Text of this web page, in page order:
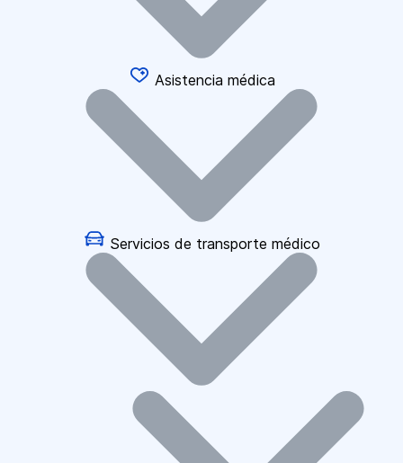
Asistencia médica
Servicios de transporte médico